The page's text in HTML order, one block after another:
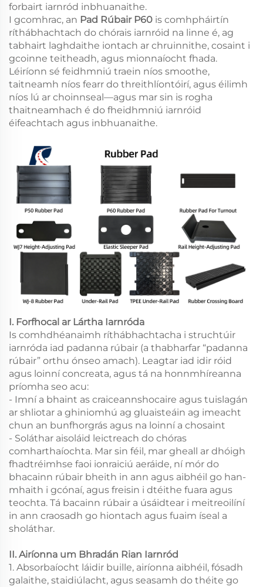
forbairt iarnród inbhuanaithe.
I gcomhrac, an Pad Rúbair P60 is comhpháirtín
ríthábhachtach do chórais iarnróid na linne é, ag
tabhairt laghdaithe iontach ar chruinnithe, cosaint i
gcoinne teitheadh, agus mionnaíocht fhada.
Léiríonn sé feidhmniú traein níos smoothe,
taitneamh níos fearr do threithlíontóirí, agus éilimh
níos lú ar choinnseal—agus mar sin is rogha
thaitneamhach é do fheidhmniú iarnróid
éifeachtach agus inbhuanaithe.
I. Forfhocal ar Lártha Iarnróda
Is comhdhéanaimh ríthábhachtacha i struchtúir
iarnróda iad padanna rúbair (a thabharfar “padanna
rúbair” orthu ónseo amach). Leagtar iad idir róid
agus loinní concreata, agus tá na honnmhíreanna
príomha seo acu:
- Imní a bhaint as craiceannshocaire agus tuislagán
ar shliotar a ghiniomhú ag gluaisteáin ag imeacht
chun an bunfhorgrás agus na loinní a chosaint
- Soláthar aisoláid leictreach do chóras
comharthaíochta. Mar sin féil, mar gheall ar dhóigh
fhadtréimhse faoi ionraiciú aeráide, ní mór do
bhacainn rúbair bheith in ann agus aibhéil go han-
mhaith i gcónaí, agus freisin i dtéithe fuara agus
teochta. Tá bacainn rúbair a úsáidtear i meitreoilíní
in ann craosadh go hiontach agus fuaim íseal a
sholáthar.
II. Airíonna um Bhradán Rian Iarnród
1. Absorbaíocht láidir buille, airíonna aibhéil, fósadh
galaithe, staidiúlacht, agus seasamh do théite go